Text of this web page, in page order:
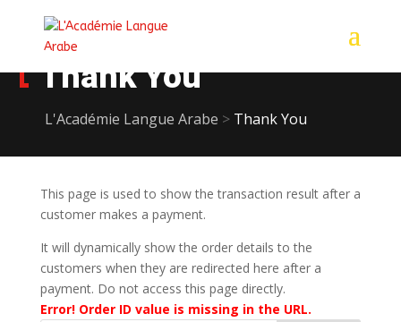
Thank You
L'Académie Langue Arabe > Thank You
This page is used to show the transaction result after a
customer makes a payment.
It will dynamically show the order details to the
customers when they are redirected here after a
payment. Do not access this page directly.
Error! Order ID value is missing in the URL.